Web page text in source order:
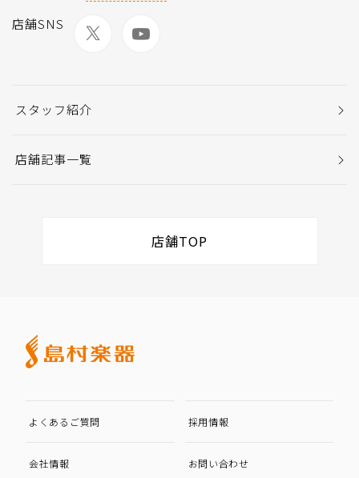
店舗SNS
スタッフ紹介
店舗記事一覧
店舗TOP
よくあるご質問 採用情報
会社情報 お問い合わせ